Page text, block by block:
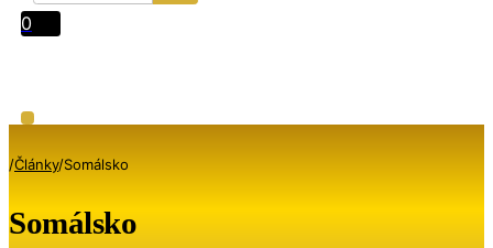
0
/Články/Somálsko
Somálsko